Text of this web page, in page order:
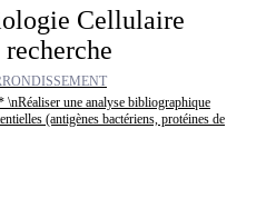
Cellulaire
une analyse bibliographique
(antigènes bactériens, protéines de